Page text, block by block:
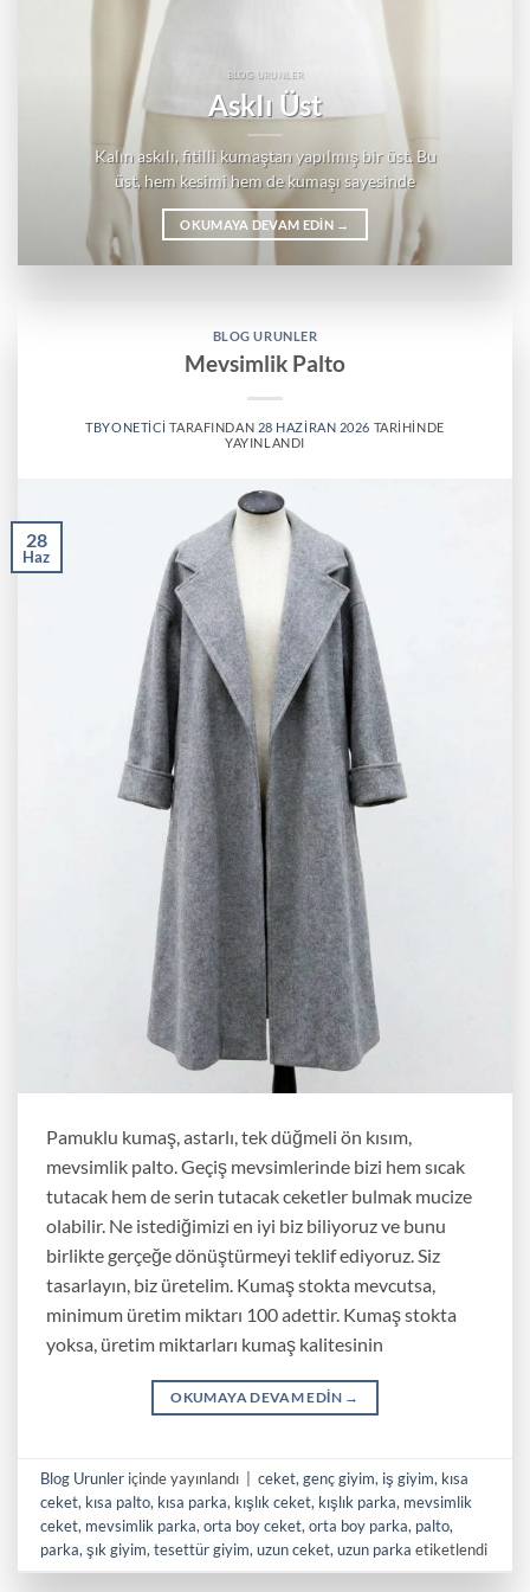
BLOG URUNLER
AskIı Üst
Kalın askılı, fitilli kumaştan yapılmış bir üst. Bu
üst, hem kesimi hem de kumaşı sayesinde
OKUMAYA DEVAM EDIN →
BLOG URUNLER
Mevsimlik Palto
TBYONETICI TARAFINDAN 28 HAZIRAN 2026 TARIHINDE
YAYINLANDI
28
Haz
Pamuklu kumaş, astarlı, tek düğmeli ön kısım,
mevsimlik palto. Geçiş mevsimlerinde bizi hem sıcak
tutacak hem de serin tutacak ceketler bulmak mucize
olabilir. Ne istediğimizi en iyi biz biliyoruz ve bunu
birlikte gerçeğe dönüştürmeyi teklif ediyoruz. Siz
tasarlayın, biz üretelim. Kumaş stokta mevcutsa,
minimum üretim miktarı 100 adettir. Kumaş stokta
yoksa, üretim miktarları kumaş kalitesinin
OKUMAYA DEVAM EDIN →
Blog Urunler içinde yayınlandı ceket,genç giyim, iş giyim, kısa
ceket, kısa palto, kısa parka, kışlık ceket, kışlık parka, mevsimlik
ceket, mevsimlik parka,orta boy ceket,orta boy parka, palto,
parka,şık giyim,tesettür giyim,uzun ceket,uzun parka etiketlendi